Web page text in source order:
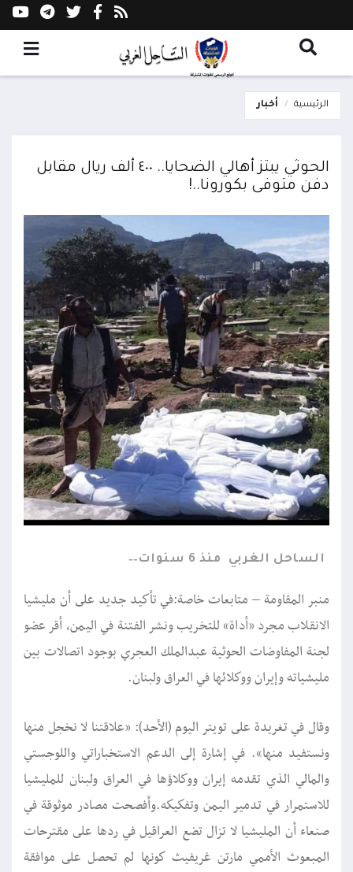
الرئيسية أخبار
الحوثي يبتز أهالي الضحايا.. ٤٠٠ ألف ريال مقابل
دفن متوفى بكورونا..!
الساحل الغربي منذ 6 سنوات
منبر المقاومة – متابعات خاصة:في تأكيد جديد على أن مليشيا
الانقلاب مجرد «أداة» للتخريب ونشر الفتنة في اليمن، أقر عضو
لجنة المفاوضات الحوثية عبدالملك العجري بوجود اتصالات بين
مليشياته وإيران ووكلائها في العراق ولبنان.
وقال في تغريدة على تويتر اليوم (الأحد): «علاقتنا لا نخجل منها
ونستفيد منها». في إشارة إلى الدعم الاستخباراتي واللوجستي
والمالي الذي تقدمه إيران ووكلاؤها في العراق ولبنان للمليشيا
للاستمرار في تدمير اليمن وتفكيكه.وأفصحت مصادر موثوقة في
صنعاء أن المليشيا لا تزال تضع العراقيل في ردها على مقترحات
المبعوث الأممي مارتن غريفيث كونها لم تحصل على موافقة